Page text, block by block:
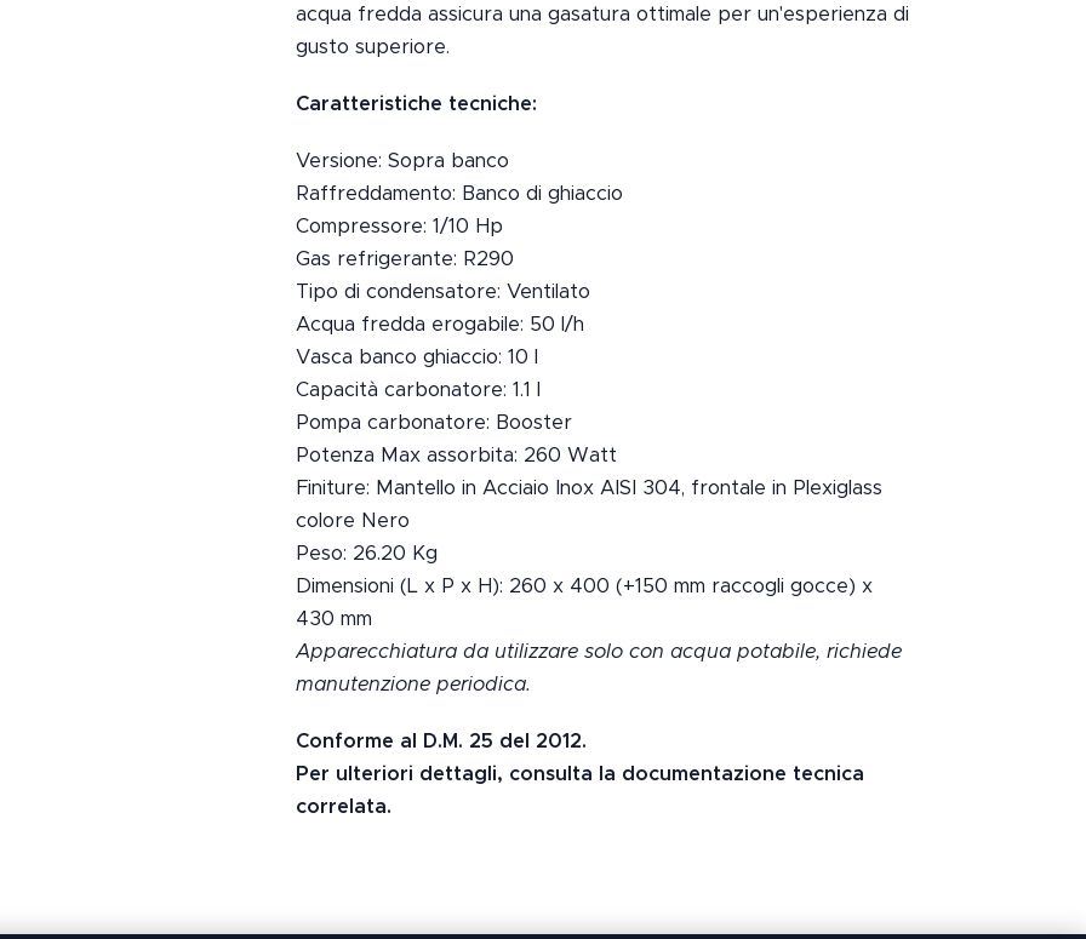
acqua fredda assicura una gasatura ottimale per un'esperienza di
gusto superiore.
Caratteristiche tecniche:
Versione: Sopra banco
Raffreddamento: Banco di ghiaccio
Compressore: 1/10 Hp
Gas refrigerante: R290
Tipo di condensatore: Ventilato
Acqua fredda erogabile: 50 l/h
Vasca banco ghiaccio: 10 l
Capacità carbonatore: 1.1 l
Pompa carbonatore: Booster
Potenza Max assorbita: 260 Watt
Finiture: Mantello in Acciaio Inox AISI 304, frontale in Plexiglass
colore Nero
Peso: 26.20 Kg
Dimensioni (L x P x H): 260 x 400 (+150 mm raccogli gocce) x
430 mm
Apparecchiatura da utilizzare solo con acqua potabile, richiede
manutenzione periodica.
Conforme al D.M. 25 del 2012.
Per ulteriori dettagli, consulta la documentazione tecnica
correlata.